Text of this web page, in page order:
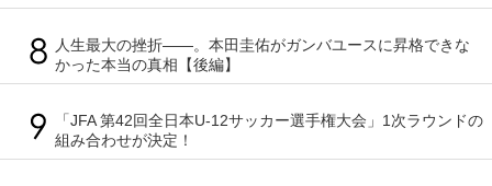
人生最大の挫折――。本田圭佑がガンバユースに昇格できな
かった本当の真相【後編】
「JFA 第42回全日本U-12サッカー選手権大会」1次ラウンドの
組み合わせが決定！